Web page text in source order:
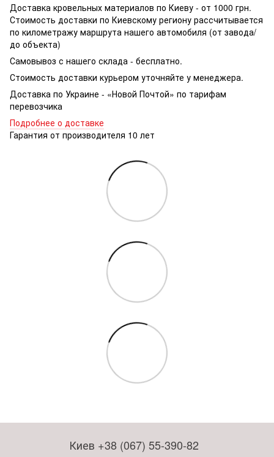
Доставка кровельных материалов по Киеву - от 1000 грн.
Стоимость доставки по Киевскому региону рассчитывается
по километражу маршрута нашего автомобиля (от завода/
до объекта)
Самовывоз с нашего склада - бесплатно.
Стоимость доставки курьером уточняйте у менеджера.
Доставка по Украине - «Новой Почтой» по тарифам
перевозчика
Подробнее о доставке
Гарантия от производителя 10 лет
Киев +38 (067) 55-390-82